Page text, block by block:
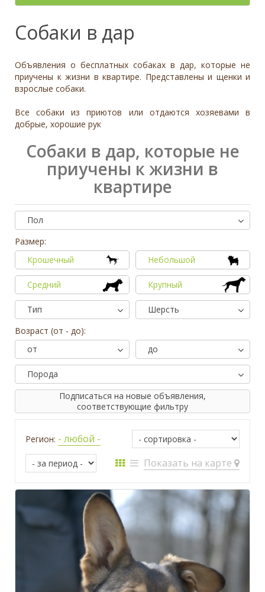
Средний Крупный
Тип
Семейная
Охотничья
Палевый
Серый
Дополнительные цвета
Черный
Серый
Коричневый
Палевый
Рыжий
Вес (кг)
3
Нет
Отношение к детям
Равнодушное
Отношение к кошкам
Доброжелательное
Может проявить агрессию
Отношение к собакам
Доброжелательное
Равнодушное
Может проявить агрессию
- неважно -
Приучен к поводку
- неважно -
Дрессировка
Да
Нет
- неважно -
Необычный окрас
Отдаётся в
- не уточнено -
Собаки в дар
Объявления о бесплатных собаках в дар, которые не
приучены к жизни в квартире. Представлены и щенки и
взрослые собаки.
Все собаки из приютов или отдаются хозяевами в
добрые, хорошие рук
Собаки в дар, которые не
приучены к жизни в
квартире
Пол
Размер:
Крошечный
Небольшой
Средний Крупный
Тип
Шерсть
Возраст (от - до):
от
до
Порода
Подписаться на новые объявления,
соответствующие фильтру
Регион: - любой -
Показать на карте